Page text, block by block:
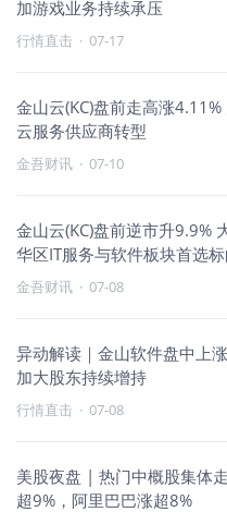
加游戏业务持续承压
行情直击 · 07-17
金山云(KC)盘前走高涨
云服务供应商转型
金吾财讯 · 07-10
金山云(KC)盘前逆市升9.9%
华区IT服务与软件板块首选
金吾财讯 · 07-08
异动解读｜金山软件盘中上
加大股东持续增持
行情直击 · 07-08
美股夜盘 | 热门中概股集体
超9%，阿里巴巴涨超8%